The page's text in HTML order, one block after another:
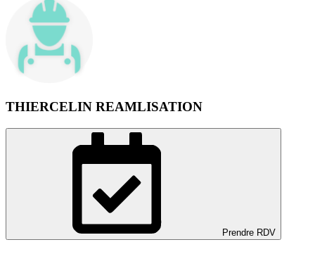
THIERCELIN REAMLISATION
Prendre RDV